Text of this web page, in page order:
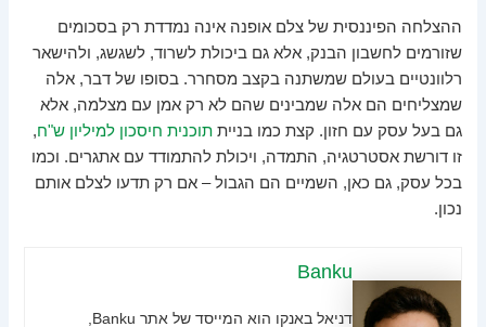
ההצלחה הפיננסית של צלם אופנה אינה נמדדת רק בסכומים
שזורמים לחשבון הבנק, אלא גם ביכולת לשרוד, לשגשג, ולהישאר
רלוונטיים בעולם שמשתנה בקצב מסחרר. בסופו של דבר, אלה
שמצליחים הם אלה שמבינים שהם לא רק אמן עם מצלמה, אלא
גם בעל עסק עם חזון. קצת כמו בנייתתוכנית חיסכון למיליון ש"ח,
זו דורשת אסטרטגיה, התמדה, ויכולת להתמודד עם אתגרים. וכמו
בכל עסק, גם כאן, השמיים הם הגבול – אם רק תדעו לצלם אותם
נכון.
Banku